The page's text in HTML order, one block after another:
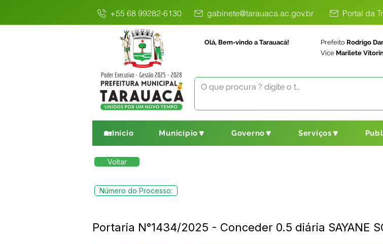
+55 68 99282-6130 gabinete@tarauaca.ac.gov.br Portal da
Olá, Bem-vindo a Tarauacá! Prefeito Rodrigo
Vice Marilete
🏡Início Município🔽 Governo🔽 Serviços🔽
Voltar
Número do Processo:
Portaria N°1434/2025 - Conceder 0.5 diária SAYANE